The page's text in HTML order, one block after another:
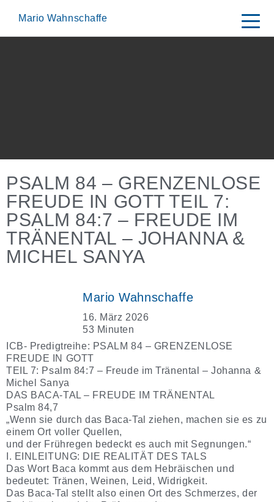
Mario Wahnschaffe
PSALM 84 – GRENZENLOSE
FREUDE IN GOTT TEIL 7:
PSALM 84:7 – FREUDE IM
TRÄNENTAL – JOHANNA &
MICHEL SANYA
Mario Wahnschaffe
16. März 2026
53 Minuten
ICB- Predigtreihe: PSALM 84 – GRENZENLOSE
FREUDE IN GOTT
TEIL 7: Psalm 84:7 – Freude im Tränental – Johanna &
Michel Sanya
DAS BACA-TAL – FREUDE IM TRÄNENTAL
Psalm 84,7
„Wenn sie durch das Baca-Tal ziehen, machen sie es zu
einem Ort voller Quellen,
und der Frühregen bedeckt es auch mit Segnungen.“
I. EINLEITUNG: DIE REALITÄT DES TALS
Das Wort Baca kommt aus dem Hebräischen und
bedeutet: Tränen, Weinen, Leid, Widrigkeit.
Das Baca-Tal stellt also einen Ort des Schmerzes, der